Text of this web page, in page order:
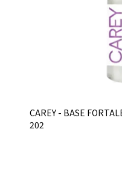
CAREY - BASE
202